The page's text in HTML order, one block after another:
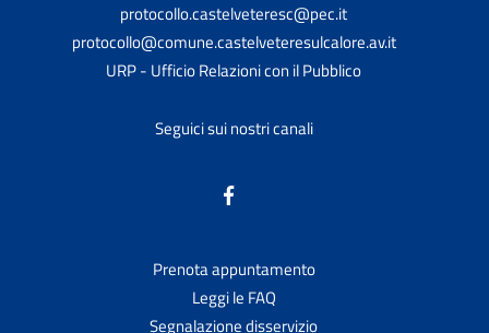
protocollo.castelveteresc@pec.it
protocollo@comune.castelveteresulcalore.av.it
URP - Ufficio Relazioni con il Pubblico
Seguici sui nostri canali
Prenota appuntamento
Leggi le FAQ
Segnalazione disservizio